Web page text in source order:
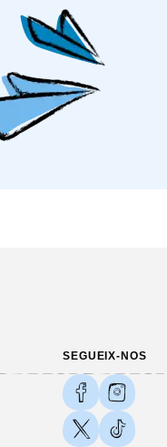
SEGUEIX-NOS